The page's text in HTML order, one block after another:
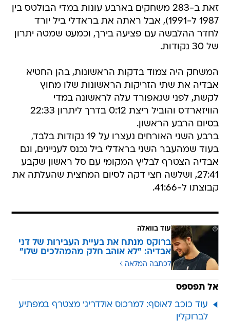
זאת ב-283 משחקים בארבע עונות במדי הבולטס בין
1987 ל-1991), אבל ראתה את בראדלי ביל יורד
לחדר ההלבשה עם פציעה בירך, וכמעט שמטה יתרון
של 30 נקודות.
המשחק היה צמוד בדקות הראשונות, בהן החטיא
אבדיה את שתי הזריקות הראשונות שלו מחוץ
לקשת, לפני שגאפורד עלה לראשונה במדי
הוויזארדס והוביל ריצת 0:12 בדרך ליתרון 22:33
בסיום הרבע הראשון.
ברבע השני האורחים נעצרו על 19 נקודות בלבד,
בעוד שמהעבר השני בראדלי ביל נכנס לעניינים, וגם
אבדיה הצטרף לבליץ המקומי עם סל ראשון שקבע
27:41, ושלשה חצי דקה לסיום המחצית שהעלתה את
קבוצתו ל-41:66.
עוד בוואלה
ברוקס מנתח את בעיית העבירות של דני
אבדיה: "לא אוהב חלק מהמהלכים שלו"
לכתבה המלאה
אל תפספס
עוד כוכב לאוסף: למרכוס אולדריג' מצטרף במפתיע
לברוקלין